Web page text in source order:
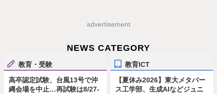
advertisement
NEWS CATEGORY
教育・受験
高卒認定試験、台風13号で沖
縄会場を中止…再試験は8/27-
教育ICT
【夏休み2026】東大メタバー
ス工学部、生成AIなどジュニ